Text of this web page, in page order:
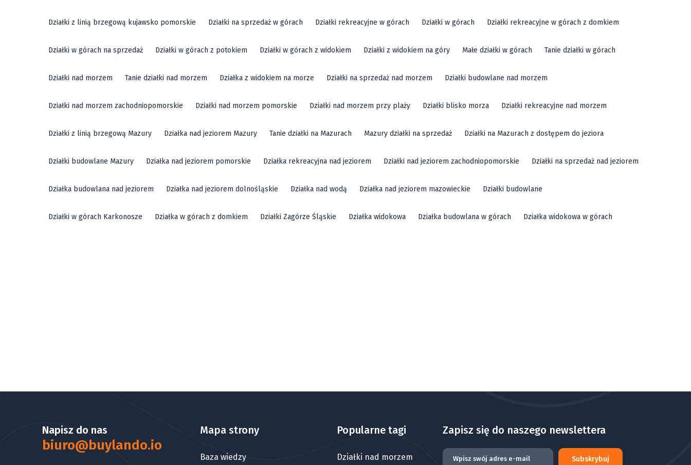
Działki z linią brzegową kujawsko pomorskie Działki na sprzedaż w górach Działki rekreacyjne w górach Działki w górach Działki rekreacyjne w górach z domkiem
Działki w górach na sprzedaż Działki w górach z potokiem Działki w górach z widokiem Działki z widokiem na góry Małe działki w górach Tanie działki w górach
Działki nad morzem Tanie działki nad morzem Działka z widokiem na morze Działki na sprzedaż nad morzem Działki budowlane nad morzem
Działki nad morzem zachodniopomorskie Działki nad morzem pomorskie Działki nad morzem przy plaży Działki blisko morza Działki rekreacyjne nad morzem
Działki z linią brzegową Mazury Działka nad jeziorem Mazury Tanie działki na Mazurach Mazury działki na sprzedaż Działki na Mazurach z dostępem do jeziora
Działki budowlane Mazury Działka nad jeziorem pomorskie Działka rekreacyjna nad jeziorem Działki nad jeziorem zachodniopomorskie Działki na sprzedaż nad jeziorem
Działka budowlana nad jeziorem Działka nad jeziorem dolnośląskie Działka nad wodą Działka nad jeziorem mazowieckie Działki budowlane
Działki w górach Karkonosze Działka w górach z domkiem Działki Zagórze Śląskie Działka widokowa Działka budowlana w górach Działka widokowa w górach
Napisz do nas
biuro@buylando.io
Mapa strony
Baza wiedzy
Popularne tagi
Działki nad morzem
Zapisz się do naszego newslettera
Subskrybuj